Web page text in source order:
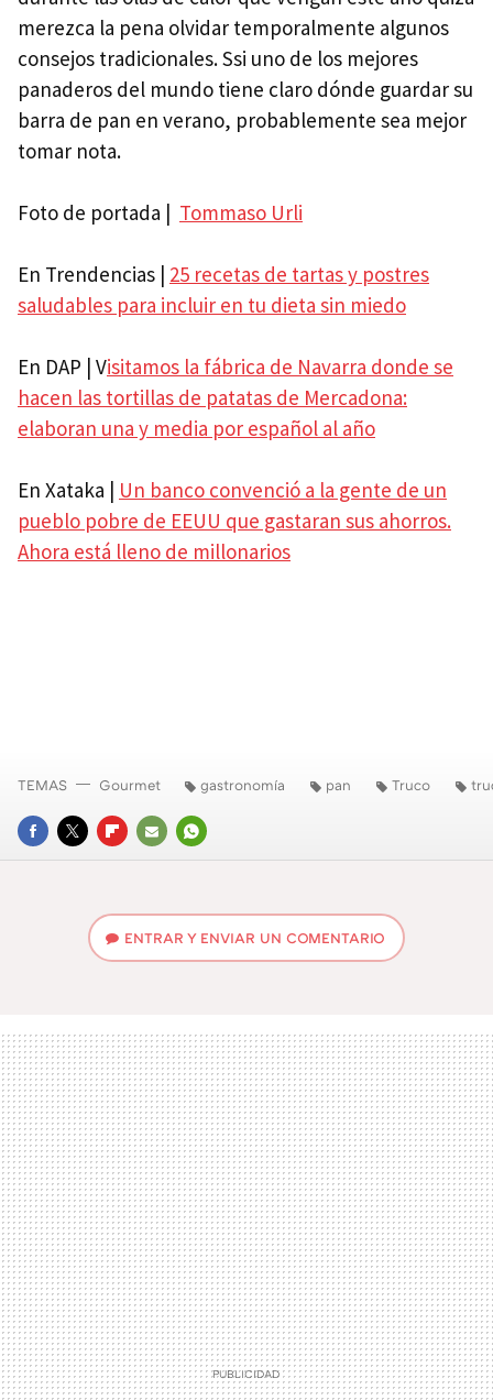
merezca la pena olvidar temporalmente algunos
consejos tradicionales. Ssi uno de los mejores
panaderos del mundo tiene claro dónde guardar su
barra de pan en verano, probablemente sea mejor
tomar nota.
Foto de portada | Tommaso Urli
En Trendencias | 25 recetas de tartas y postres
saludables para incluir en tu dieta sin miedo
En DAP | Visitamos la fábrica de Navarra donde se
hacen las tortillas de patatas de Mercadona:
elaboran una y media por español al año
En Xataka | Un banco convenció a la gente de un
pueblo pobre de EEUU que gastaran sus ahorros.
Ahora está lleno de millonarios
FACEBOOK
TWITTERFLIPBOARD
E-
WHATSAPP
TEMAS Gourmet gastronomía pan Truco
ENTRAR Y ENVIAR UN COMENTARIO